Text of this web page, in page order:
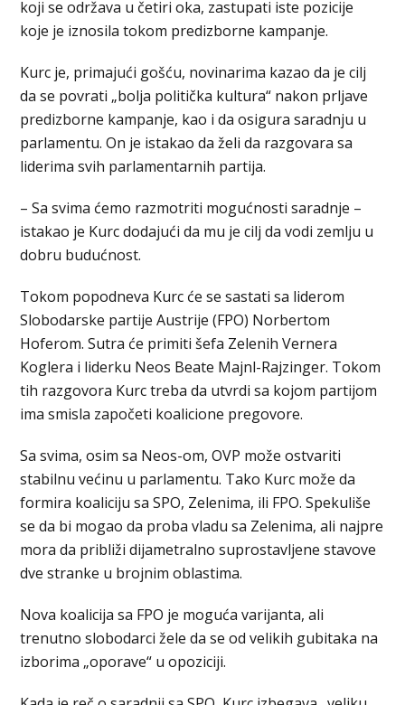
koji se održava u četiri oka, zastupati iste pozicije
koje je iznosila tokom predizborne kampanje.
Kurc je, primajući gošću, novinarima kazao da je cilj
da se povrati „bolja politička kultura“ nakon prljave
predizborne kampanje, kao i da osigura saradnju u
parlamentu. On je istakao da želi da razgovara sa
liderima svih parlamentarnih partija.
– Sa svima ćemo razmotriti mogućnosti saradnje –
istakao je Kurc dodajući da mu je cilj da vodi zemlju u
dobru budućnost.
Tokom popodneva Kurc će se sastati sa liderom
Slobodarske partije Austrije (FPO) Norbertom
Hoferom. Sutra će primiti šefa Zelenih Vernera
Koglera i liderku Neos Beate Majnl-Rajzinger. Tokom
tih razgovora Kurc treba da utvrdi sa kojom partijom
ima smisla započeti koalicione pregovore.
Sa svima, osim sa Neos-om, OVP može ostvariti
stabilnu većinu u parlamentu. Tako Kurc može da
formira koaliciju sa SPO, Zelenima, ili FPO. Spekuliše
se da bi mogao da proba vladu sa Zelenima, ali najpre
mora da približi dijametralno suprostavljene stavove
dve stranke u brojnim oblastima.
Nova koalicija sa FPO je moguća varijanta, ali
trenutno slobodarci žele da se od velikih gubitaka na
izborima „oporave“ u opoziciji.